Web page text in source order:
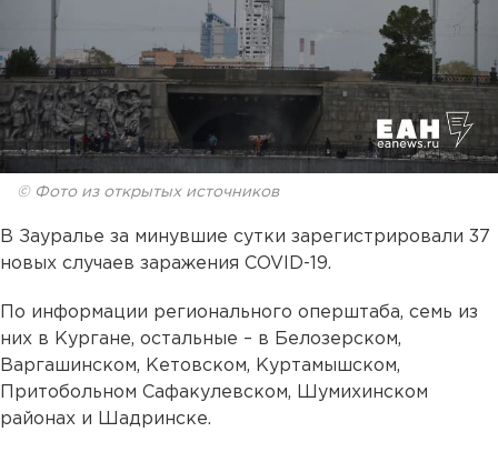
© Фото из открытых источников
В Зауралье за минувшие сутки зарегистрировали 37
новых случаев заражения COVID-19.
По информации регионального оперштаба, семь из
них в Кургане, остальные – в Белозерском,
Варгашинском, Кетовском, Куртамышском,
Притобольном Сафакулевском, Шумихинском
районах и Шадринске.